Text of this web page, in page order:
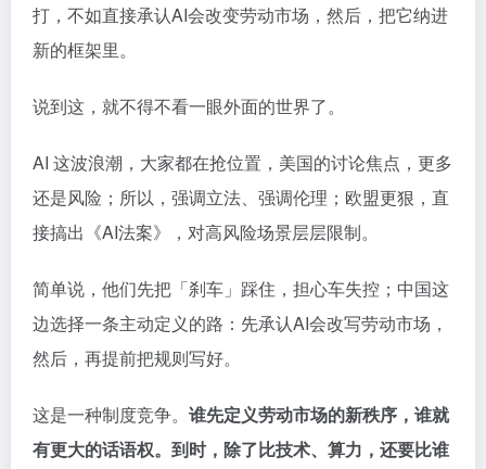
打，不如直接承认AI会改变劳动市场，然后，把它纳进
新的框架里。
说到这，就不得不看一眼外面的世界了。
AI 这波浪潮，大家都在抢位置，美国的讨论焦点，更多
还是风险；所以，强调立法、强调伦理；欧盟更狠，直
接搞出《AI法案》，对高风险场景层层限制。
简单说，他们先把「刹车」踩住，担心车失控；中国这
边选择一条主动定义的路：先承认AI会改写劳动市场，
然后，再提前把规则写好。
这是一种制度竞争。 谁先定义劳动市场的新秩序，谁就
有更大的话语权。到时，除了比技术、算力，还要比谁